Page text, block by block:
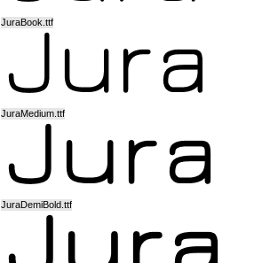
JuraBook.ttf
JuraMedium.ttf
JuraDemiBold.ttf